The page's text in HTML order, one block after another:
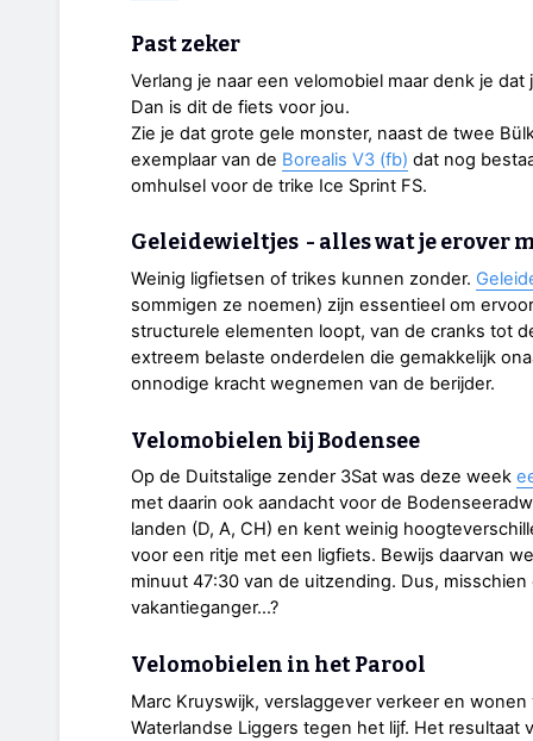
Past zeker
Verlang je naar een velomobiel maar denk je
Dan is dit de fiets voor jou.
Zie je dat grote gele monster, naast de twee
exemplaar van de Borealis V3 (fb) dat nog
omhulsel voor de trike Ice Sprint FS.
Geleidewieltjes - alles wat je erover
Weinig ligfietsen of trikes kunnen zonder.
sommigen ze noemen) zijn essentieel om
structurele elementen loopt, van de cranks tot
extreem belaste onderdelen die gemakkelijk
onnodige kracht wegnemen van de berijder.
Velomobielen bij Bodensee
Op de Duitstalige zender 3Sat was deze week
met daarin ook aandacht voor de
landen (D, A, CH) en kent weinig
voor een ritje met een ligfiets. Bewijs daarvan
minuut 47:30 van de uitzending. Dus,
vakantieganger...?
Velomobielen in het Parool
Marc Kruyswijk, verslaggever verkeer en
Waterlandse Liggers tegen het lijf. Het